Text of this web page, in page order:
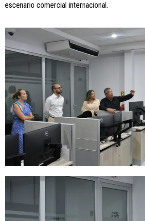
escenario comercial internacional.